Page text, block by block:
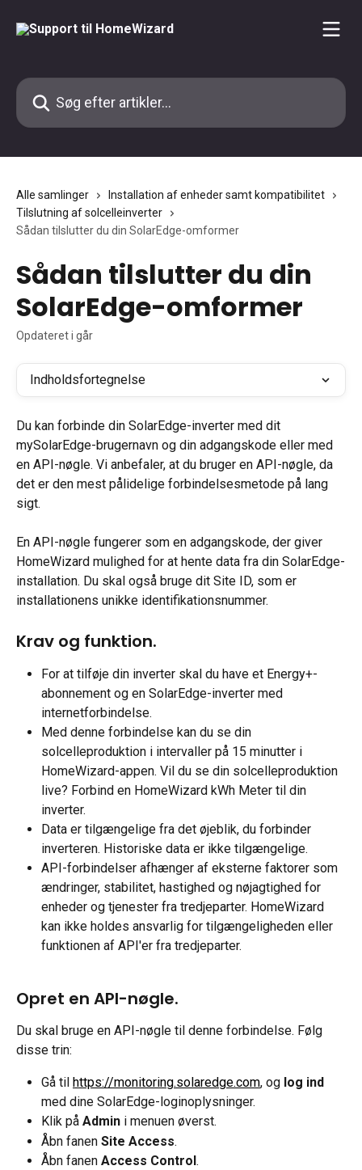
Søg efter artikler...
Alle samlinger
Installation af enheder samt kompatibilitet
Tilslutning af solcelleinverter
Sådan tilslutter du din SolarEdge-omformer
Sådan tilslutter du din
SolarEdge-omformer
Opdateret i går
Indholdsfortegnelse
Du kan forbinde din SolarEdge-inverter med dit
mySolarEdge-brugernavn og din adgangskode eller med
en API-nøgle. Vi anbefaler, at du bruger en API-nøgle, da
det er den mest pålidelige forbindelsesmetode på lang
sigt.
En API-nøgle fungerer som en adgangskode, der giver
HomeWizard mulighed for at hente data fra din SolarEdge-
installation. Du skal også bruge dit Site ID, som er
installationens unikke identifikationsnummer.
Krav og funktion.
For at tilføje din inverter skal du have et Energy+-
abonnement og en SolarEdge-inverter med
internetforbindelse.
Med denne forbindelse kan du se din
solcelleproduktion i intervaller på 15 minutter i
HomeWizard-appen. Vil du se din solcelleproduktion
live? Forbind en HomeWizard kWh Meter til din
inverter.
Data er tilgængelige fra det øjeblik, du forbinder
inverteren. Historiske data er ikke tilgængelige.
API-forbindelser afhænger af eksterne faktorer som
ændringer, stabilitet, hastighed og nøjagtighed for
enheder og tjenester fra tredjeparter. HomeWizard
kan ikke holdes ansvarlig for tilgængeligheden eller
funktionen af API'er fra tredjeparter.
Opret en API-nøgle.
Du skal bruge en API-nøgle til denne forbindelse. Følg
disse trin:
Gå til https://monitoring.solaredge.com, og log ind
med dine SolarEdge-loginoplysninger.
Klik på Admin i menuen øverst.
Åbn fanen Site Access.
Åbn fanen Access Control .